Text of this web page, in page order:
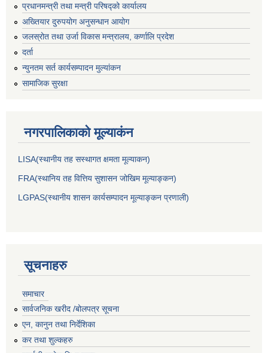
प्रधानमन्त्री तथा मन्त्री परिषद्को कार्यालय
अख्तियार दुरुपयोग अनुसन्धान आयोग
जलस्रोत तथा उर्जा विकास मन्त्रालय, कर्णालि प्रदेश
दर्ता
न्युनतम सर्त कार्यसम्पादन मुल्यांकन
सामाजिक सुरक्षा
नगरपालिकाकाे मूल्याकंन
LISA(स्थानीय तह सस्थागत क्षमता मूल्याक‌न)
FRA(स्थानिय तह वित्तिय सुशासन जोखिम मूल्याङ्कन)
LGPAS(स्थानीय शासन कार्यसम्पादन मूल्याङ्कन प्रणाली)
सूचनाहरु
समाचार
सार्वजनिक खरीद /बोलपत्र सूचना
एन, कानुन तथा निर्देशिका
कर तथा शुल्कहरु